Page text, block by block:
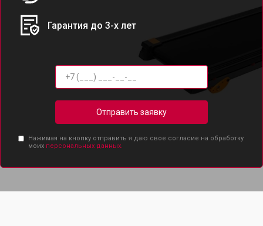
Гарантия до 3-х лет
Отправить заявку
Нажимая на кнопку отправить я даю свое согласие на обработку
моих персональных данных.